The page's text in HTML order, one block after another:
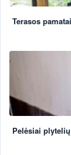
Terasos pamatai
Pelėsiai